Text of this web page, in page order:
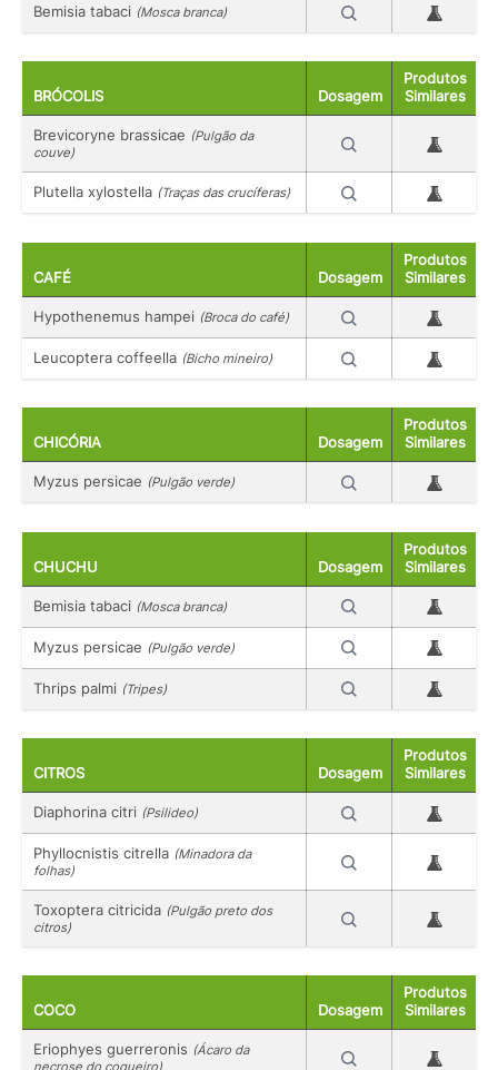
Bemisia tabaci (Mosca branca)
BRÓCOLIS Dosagem
Produtos
Similares
Brevicoryne brassicae (Pulgão da
couve)
Plutella xylostella (Traças das crucíferas)
CAFÉ Dosagem
Produtos
Similares
Hypothenemus hampei (Broca do café)
Leucoptera coffeella (Bicho mineiro)
CHICÓRIA Dosagem
Produtos
Similares
Myzus persicae (Pulgão verde)
CHUCHU Dosagem
Produtos
Similares
Bemisia tabaci (Mosca branca)
Myzus persicae (Pulgão verde)
Thrips palmi (Tripes)
CITROS Dosagem
Produtos
Similares
Diaphorina citri (Psilideo)
Phyllocnistis citrella (Minadora da
folhas)
Toxoptera citricida (Pulgão preto dos
citros)
COCO Dosagem
Produtos
Similares
Eriophyes guerreronis (Ácaro da